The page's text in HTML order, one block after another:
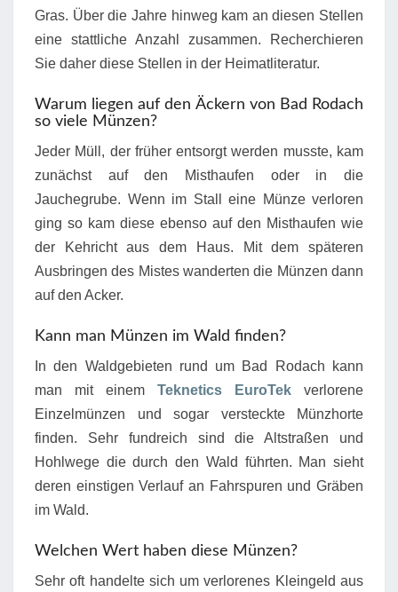
Gras. Über die Jahre hinweg kam an diesen Stellen
eine stattliche Anzahl zusammen. Recherchieren
Sie daher diese Stellen in der Heimatliteratur.
Warum liegen auf den Äckern von Bad Rodach
so viele Münzen?
Jeder Müll, der früher entsorgt werden musste, kam
zunächst auf den Misthaufen oder in die
Jauchegrube. Wenn im Stall eine Münze verloren
ging so kam diese ebenso auf den Misthaufen wie
der Kehricht aus dem Haus. Mit dem späteren
Ausbringen des Mistes wanderten die Münzen dann
auf den Acker.
Kann man Münzen im Wald finden?
In den Waldgebieten rund um Bad Rodach kann
man mit einem Teknetics EuroTek verlorene
Einzelmünzen und sogar versteckte Münzhorte
finden. Sehr fundreich sind die Altstraßen und
Hohlwege die durch den Wald führten. Man sieht
deren einstigen Verlauf an Fahrspuren und Gräben
im Wald.
Welchen Wert haben diese Münzen?
Sehr oft handelte sich um verlorenes Kleingeld aus